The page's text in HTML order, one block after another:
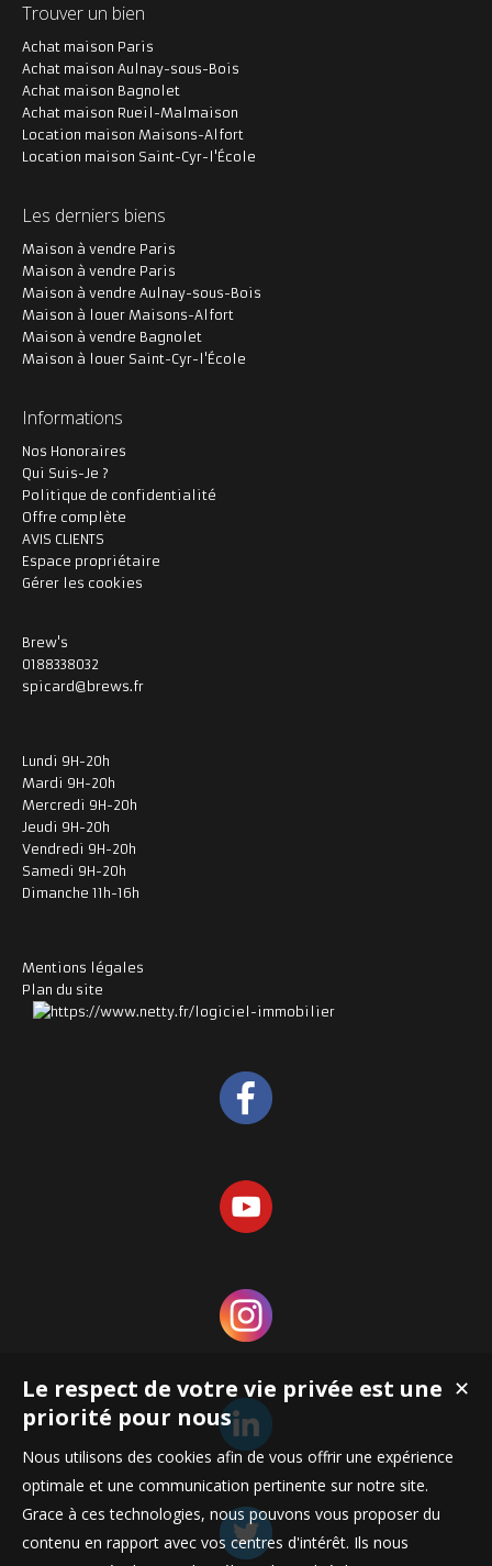
Trouver un bien
Achat maison Paris
Achat maison Aulnay-sous-Bois
Achat maison Bagnolet
Achat maison Rueil-Malmaison
Location maison Maisons-Alfort
Location maison Saint-Cyr-l'École
Les derniers biens
Maison à vendre Paris
Maison à vendre Paris
Maison à vendre Aulnay-sous-Bois
Maison à louer Maisons-Alfort
Maison à vendre Bagnolet
Maison à louer Saint-Cyr-l'École
Informations
Nos Honoraires
Qui Suis-Je ?
Politique de confidentialité
Offre complète
AVIS CLIENTS
Espace propriétaire
Gérer les cookies
Brew's
0188338032
spicard@brews.fr
Lundi 9H-20h
Mardi 9H-20h
Mercredi 9H-20h
Jeudi 9H-20h
Vendredi 9H-20h
Samedi 9H-20h
Dimanche 11h-16h
Mentions légales
Plan du site
✕
Le respect de votre vie privée est une
priorité pour nous
Nous utilisons des cookies afin de vous offrir une expérience
optimale et une communication pertinente sur notre site.
Grace à ces technologies, nous pouvons vous proposer du
contenu en rapport avec vos centres d'intérêt. Ils nous